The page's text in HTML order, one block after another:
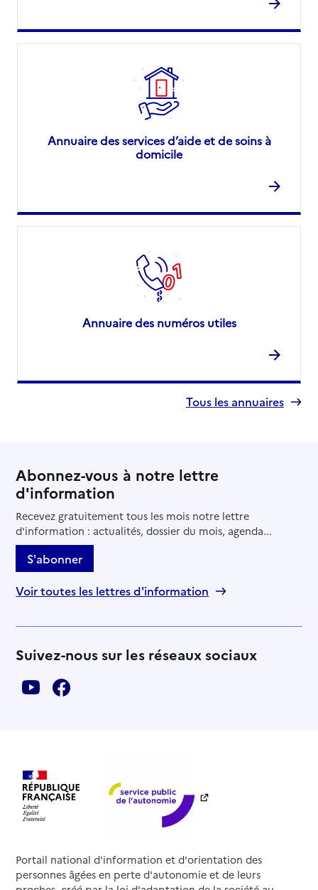
Annuaire des services d’aide et de soins à
domicile
Annuaire des numéros utiles
Tous les annuaires
Abonnez-vous à notre lettre
d'information
Recevez gratuitement tous les mois notre lettre
d'information : actualités, dossier du mois, agenda...
S'abonner
Voir toutes les lettres d'information
Suivez-nous sur les réseaux sociaux
Portail national d'information et d'orientation des
personnes âgées en perte d'autonomie et de leurs